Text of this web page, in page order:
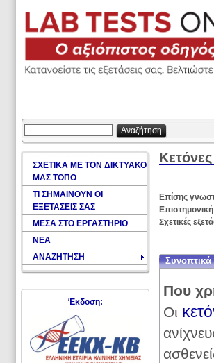
Αναζήτηση
Επίσης
Σχετικές
Συνοπτικά
Που
Οι
ΣΧΕΤΙΚΑ ΜΕ ΤΟΝ ΔΙΚΤΥΑΚΟ
ΜΑΣ ΤΟΠΟ
ΤΙ ΣΗΜΑΙΝΟΥΝ ΟΙ
ΕΞΕΤΑΣΕΙΣ ΣΑΣ
ΜΕΣΑ ΣΤΟ ΕΡΓΑΣΤΗΡΙΟ
ΝΕΑ
ΑΝΑΖΗΤΗΣΗ
Έκδοση: